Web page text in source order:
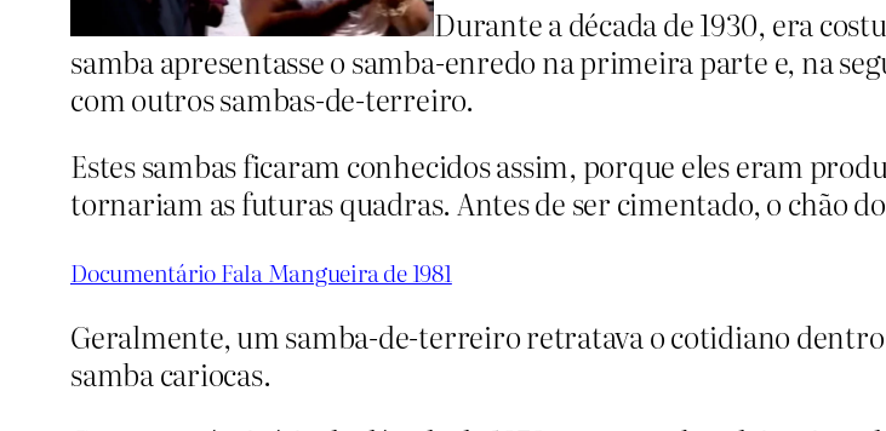
Durante a década de 1930, era
samba apresentasse o samba-enredo na primeira parte e, na
com outros sambas-de-terreiro.
Estes sambas ficaram conhecidos assim, porque eles eram
tornariam as futuras quadras. Antes de ser cimentado, o chão
Documentário Fala Mangueira de 1981
Geralmente, um samba-de-terreiro retratava o cotidiano dentro
samba cariocas.